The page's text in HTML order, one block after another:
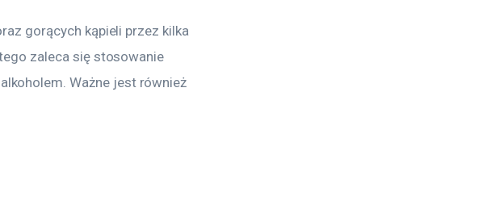
gorących kąpieli przez kilka
zaleca się stosowanie
Ważne jest również